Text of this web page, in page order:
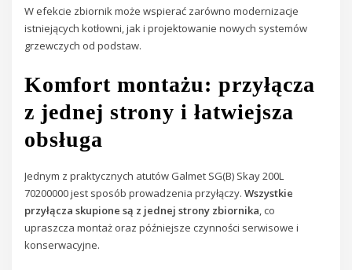
W efekcie zbiornik może wspierać zarówno modernizacje
istniejących kotłowni, jak i projektowanie nowych systemów
grzewczych od podstaw.
Komfort montażu: przyłącza
z jednej strony i łatwiejsza
obsługa
Jednym z praktycznych atutów Galmet SG(B) Skay 200L
70200000 jest sposób prowadzenia przyłączy.Wszystkie
przyłącza skupione są z jednej strony zbiornika, co
upraszcza montaż oraz późniejsze czynności serwisowe i
konserwacyjne.